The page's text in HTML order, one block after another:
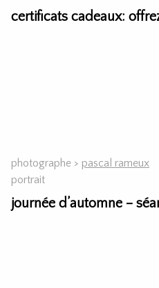
certificats cadeaux:
photographe > pascal rameux
portrait
journée d’automne –